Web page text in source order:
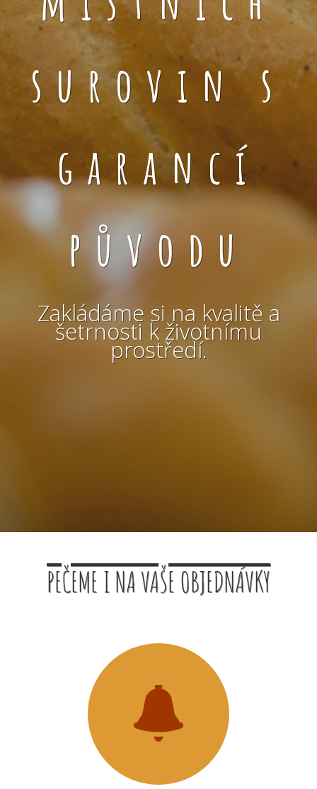
surovin s
garancí
původu
Zakládáme si na kvalitě a
šetrnosti k životnímu
prostředí.
PEČEME I NA VAŠE OBJEDNÁVKY